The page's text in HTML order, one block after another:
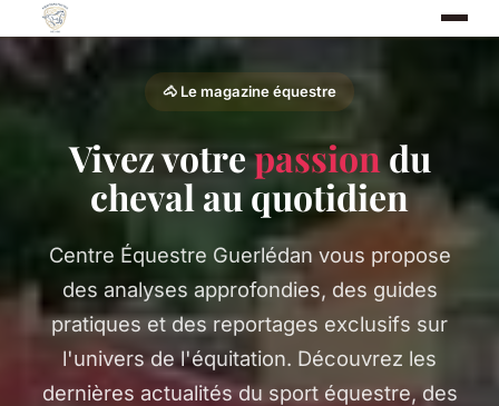
🐴 Le magazine équestre
Vivez votrepassiondu
cheval au quotidien
Centre Équestre Guerlédan vous propose
des analyses approfondies, des guides
pratiques et des reportages exclusifs sur
l'univers de l'équitation. Découvrez les
dernières actualités du sport équestre, des